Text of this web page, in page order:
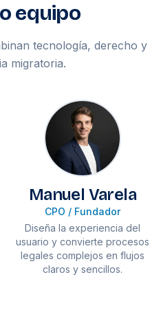
equipo
tecnología, derecho y
migratoria.
Manuel Varela
CPO / Fundador
Diseña la experiencia del
usuario y convierte procesos
legales complejos en flujos
claros y sencillos.